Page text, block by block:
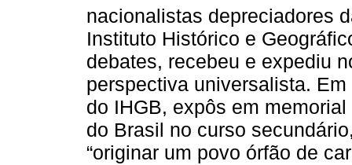
nacionalistas depreciadores
Instituto Histórico e
debates, recebeu e expediu
perspectiva universalista.
do IHGB, expôs em
do Brasil no curso
“originar um povo órfão de